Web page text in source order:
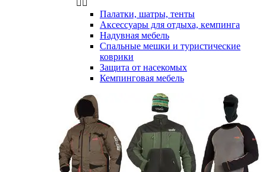
 
Палатки, шатры, тенты
Аксессуары для отдыха, кемпинга
Надувная мебель
Спальные мешки и туристические
коврики
Защита от насекомых
Кемпинговая мебель